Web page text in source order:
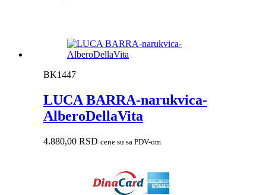
BK1447
LUCA BARRA-narukvica-
AlberoDellaVita
4.880,00 RSD cene su sa PDV-om